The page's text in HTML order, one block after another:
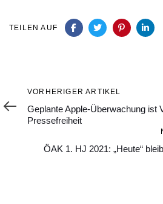
TEILEN AUF
Vorheriger
Artikel
VORHERIGER ARTIKEL
Geplante Apple-Überwachung ist
Pressefreiheit
ÖAK 1. HJ 2021: „Heute“